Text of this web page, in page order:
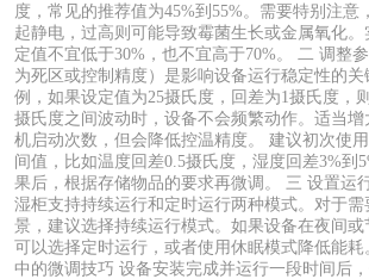
度，常见的推荐值为45%到55%。需要特别注意
起静电，过高则可能导致霉菌生长或金属氧化
定值不宜低于30%，也不宜高于70%。 二 调整
为死区或控制精度）是影响设备运行稳定性的
例，如果设定值为25摄氏度，回差为1摄氏度，
摄氏度之间波动时，设备不会频繁动作。适当
机启动次数，但会降低控温精度。 建议初次使
间值，比如温度回差0.5摄氏度，湿度回差3%到
果后，根据存储物品的要求再微调。 三 设置运
湿柜支持持续运行和定时运行两种模式。对于
景，建议选择持续运行模式。如果设备在夜间或
可以选择定时运行，或者使用休眠模式降低能
中的微调技巧 设备安装完成并运行一段时间后